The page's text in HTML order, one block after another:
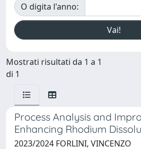
O digita l'anno:
Mostrati risultati da 1 a 1
di 1
Process Analysis and
Enhancing Rhodium
2023/2024 FORLINI, VINCENZO